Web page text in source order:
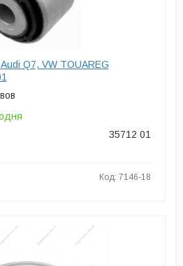
Q7, VW TOUAREG
35712 01
Код: 7146-18